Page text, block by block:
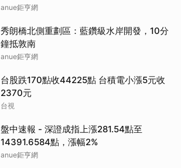
片」
anue鉅亨網
秀朗橋北側重劃區：藍鑽級水岸開發，10分
鐘抵敦南
anue鉅亨網
台股跌170點收44225點 台積電小漲5元收
2370元
台視
盤中速報 - 深證成指上漲281.54點至
14391.6584點，漲幅2%
anue鉅亨網